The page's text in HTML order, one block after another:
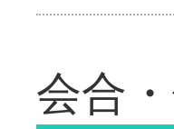
会合